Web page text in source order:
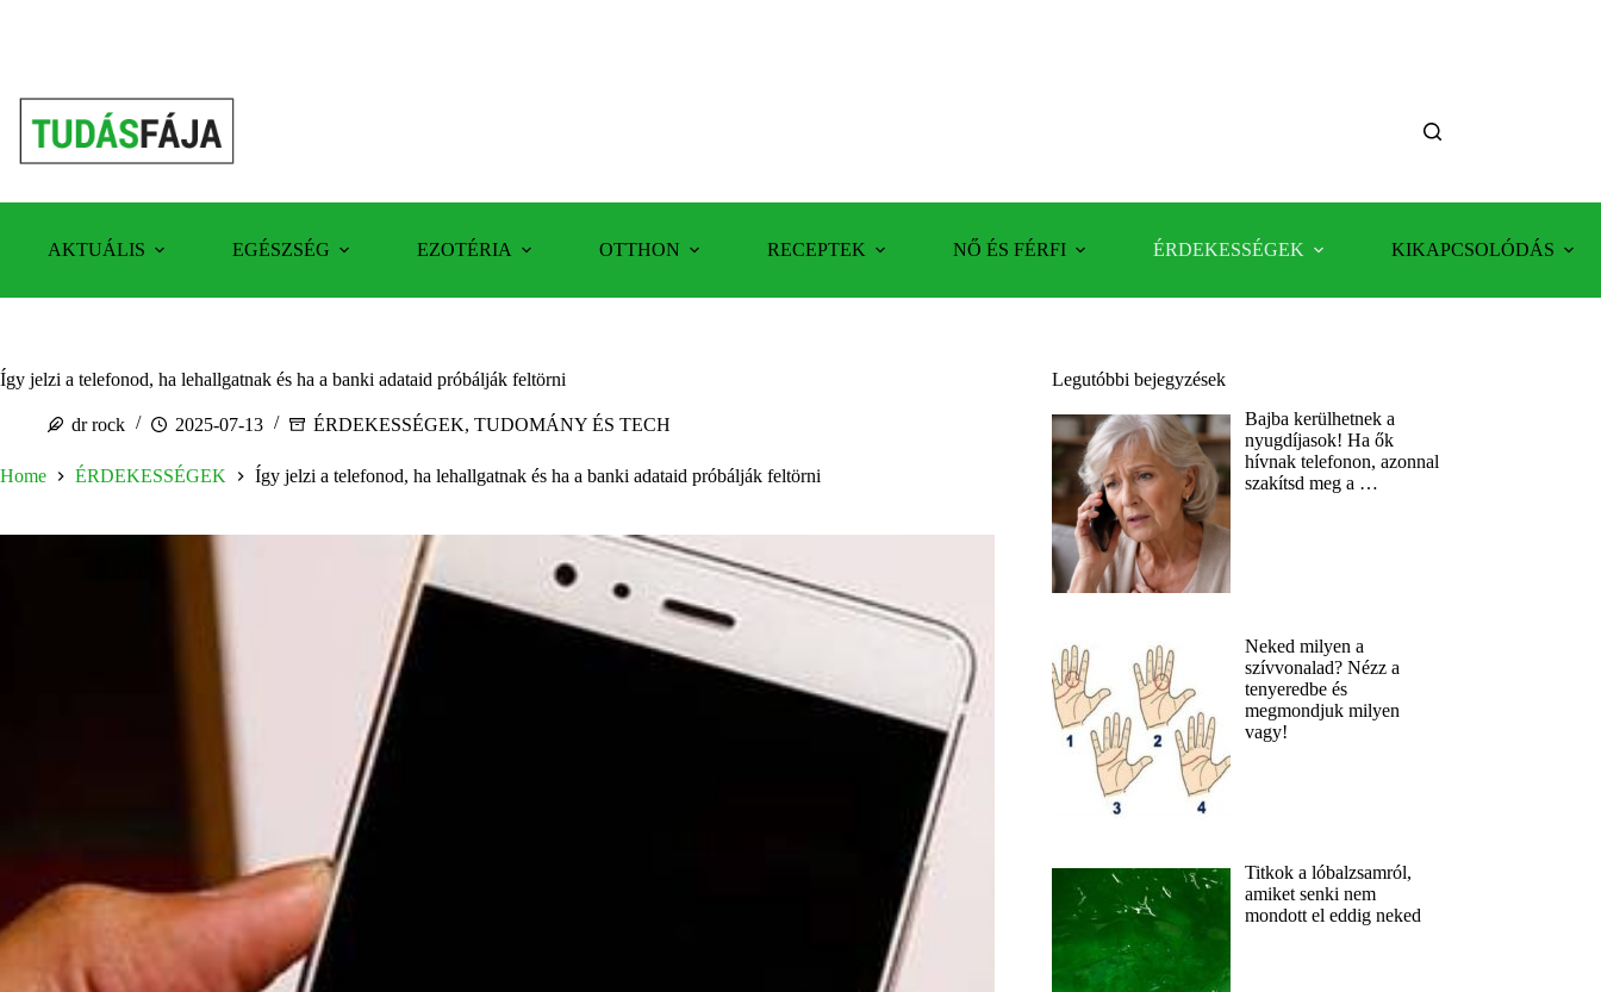
AKTUÁLIS EGÉSZSÉG EZOTÉRIA OTTHON RECEPTEK NŐ ÉS FÉRFI ÉRDEKESSÉGEK KIKAPCSOLÓDÁS
Így jelzi a telefonod, ha lehallgatnak és ha a banki adataid próbálják feltörni
dr rock 2025-07-13 ÉRDEKESSÉGEK, TUDOMÁNY ÉS TECH
Home ÉRDEKESSÉGEK Így jelzi a telefonod, ha lehallgatnak és ha a banki adataid próbálják feltörni
Legutóbbi bejegyzések
Bajba kerülhetnek a
nyugdíjasok! Ha ők
hívnak telefonon, azonnal
szakítsd meg a …
Neked milyen a
szívvonalad? Nézz a
tenyeredbe és
megmondjuk milyen
vagy!
Titkok a lóbalzsamról,
amiket senki nem
mondott el eddig neked